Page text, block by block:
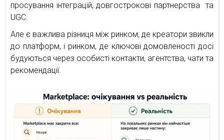
просування інтеграцій, довгострокові партнерства та
UGC.
Але є важлива різниця між ринком, де креатори звикли
до платформ, і ринком, де ключові домовленості досі
будуються через особисті контакти, агентства, чати та
рекомендації.